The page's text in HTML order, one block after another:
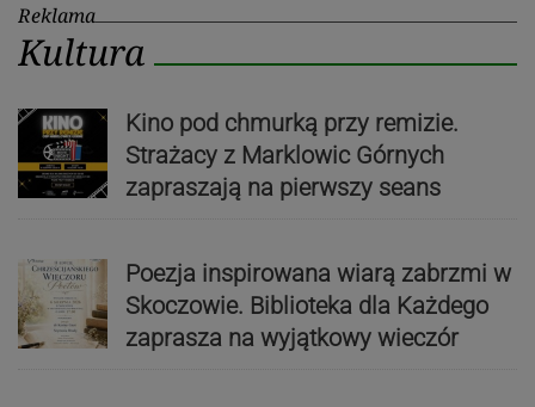
Reklama
Kultura
Kino pod chmurką przy remizie.
Strażacy z Marklowic Górnych
zapraszają na pierwszy seans
Poezja inspirowana wiarą zabrzmi w
Skoczowie. Biblioteka dla Każdego
zaprasza na wyjątkowy wieczór